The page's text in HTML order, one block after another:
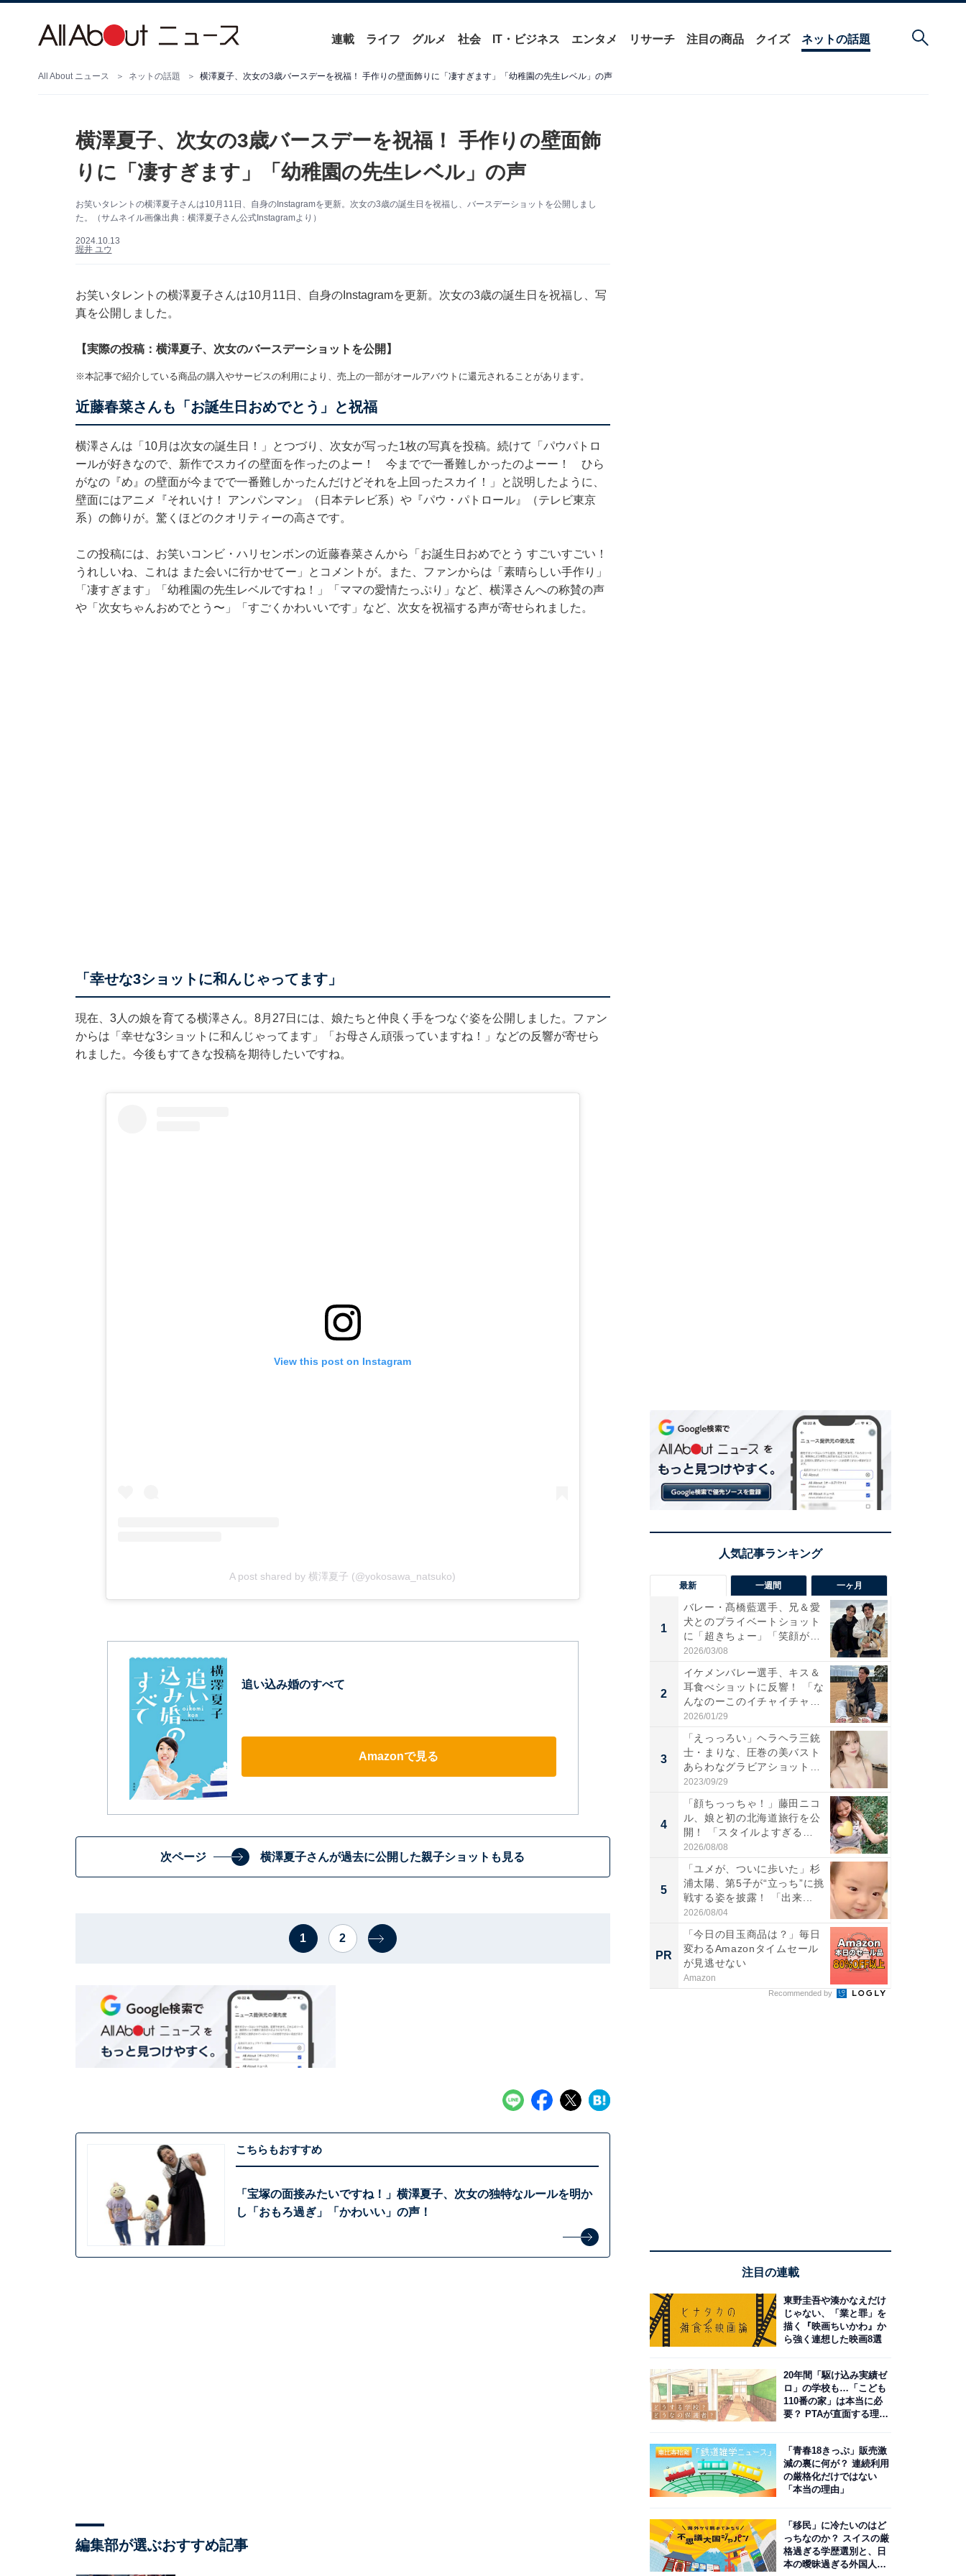
連載 ライフ グルメ 社会 IT・ビジネス エンタメ リサーチ 注目の商品 クイズ ネットの話題
All About ニュース ネットの話題 横澤夏子、次女の3歳バースデーを祝福！ 手作りの壁面飾りに「凄すぎます」「幼稚園の先生レベル」の声
横澤夏子、次女の3歳バースデーを祝福！ 手作りの壁面飾
りに「凄すぎます」「幼稚園の先生レベル」の声
お笑いタレントの横澤夏子さんは10月11日、自身のInstagramを更新。次女の3歳の誕生日を祝福し、バースデーショットを公開しまし
た。（サムネイル画像出典：横澤夏子さん公式Instagramより）
2024.10.13
堀井 ユウ
お笑いタレントの横澤夏子さんは10月11日、自身のInstagramを更新。次女の3歳の誕生日を祝福し、写
真を公開しました。
【実際の投稿：横澤夏子、次女のバースデーショットを公開】
※本記事で紹介している商品の購入やサービスの利用により、売上の一部がオールアバウトに還元されることがあります。
近藤春菜さんも「お誕生日おめでとう」と祝福
横澤さんは「10月は次女の誕生日！」とつづり、次女が写った1枚の写真を投稿。続けて「パウパトロ
ールが好きなので、新作でスカイの壁面を作ったのよー！ 今までで一番難しかったのよーー！ ひら
がなの『め』の壁面が今までで一番難しかったんだけどそれを上回ったスカイ！」と説明したように、
壁面にはアニメ『それいけ！ アンパンマン』（日本テレビ系）や『パウ・パトロール』（テレビ東京
系）の飾りが。驚くほどのクオリティーの高さです。
この投稿には、お笑いコンビ・ハリセンボンの近藤春菜さんから「お誕生日おめでとう すごいすごい！
うれしいね、これは また会いに行かせてー」とコメントが。また、ファンからは「素晴らしい手作り」
「凄すぎます」「幼稚園の先生レベルですね！」「ママの愛情たっぷり」など、横澤さんへの称賛の声
や「次女ちゃんおめでとう〜」「すごくかわいいです」など、次女を祝福する声が寄せられました。
「幸せな3ショットに和んじゃってます」
現在、3人の娘を育てる横澤さん。8月27日には、娘たちと仲良く手をつなぐ姿を公開しました。ファン
からは「幸せな3ショットに和んじゃってます」「お母さん頑張っていますね！」などの反響が寄せら
れました。今後もすてきな投稿を期待したいですね。
View this post on Instagram
A post shared by 横澤夏子 (@yokosawa_natsuko)
追い込み婚のすべて
Amazonで見る
次ページ 横澤夏子さんが過去に公開した親子ショットも見る
1 2
こちらもおすすめ
「宝塚の面接みたいですね！」横澤夏子、次女の独特なルールを明か
し「おもろ過ぎ」「かわいい」の声！
編集部が選ぶおすすめ記事
最新 一週間 一ヶ月
1
バレー・髙橋藍選手、兄＆愛
犬とのプライベートショット
に「超きちょー」「笑顔が見
れ...
2026/03/08
2
イケメンバレー選手、キス＆
耳食べショットに反響！ 「な
んなのーこのイチャイチャ
感...
2026/01/29
3
「えっっろい」ヘラヘラ三銃
士・まりな、圧巻の美バスト
あらわなグラビアショット公
開...
2023/09/29
4
「顔ちっっちゃ！」藤田ニコ
ル、娘と初の北海道旅行を公
開！ 「スタイルよすぎる
よ〜...
2026/08/08
5
「ユメが、ついに歩いた」杉
浦太陽、第5子が“立っち”に挑
戦する姿を披露！ 「出来...
2026/08/04
PR
「今日の目玉商品は？」毎日
変わるAmazonタイムセール
が見逃せない
Amazon
Recommended by
注目の連載
東野圭吾や湊かなえだけ
じゃない、「業と罪」を
描く『映画ちいかわ』か
ら強く連想した映画8選
20年間「駆け込み実績ゼ
ロ」の学校も…「こども
110番の家」は本当に必
要？ PTAが直面する理想
「青春18きっぷ」販売激
減の裏に何が？ 連続利用
の厳格化だけではない
「本当の理由」
「移民」に冷たいのはど
っちなのか？ スイスの厳
格過ぎる学歴選別と、日
本の曖昧過ぎる外国人政